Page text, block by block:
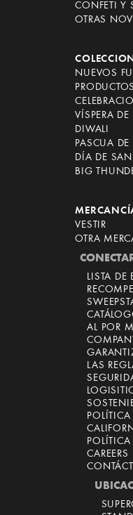
CONFETI Y
OTRAS
NUEVOS
VÍSPERA
DIWALI
PASCUA DE
DÍA DE
BIG
VESTIR
OTRA
LISTA DE
AL POR
LAS
POLÍTICA
CAREERS